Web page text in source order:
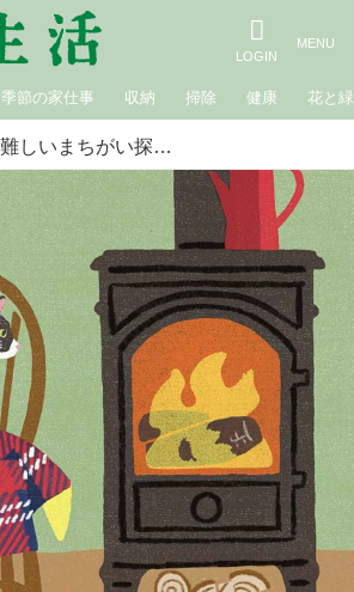
季節の家仕事 収納 掃除 健康 花と緑
ちょっと難しいまちがい探し｜薪ストーブ